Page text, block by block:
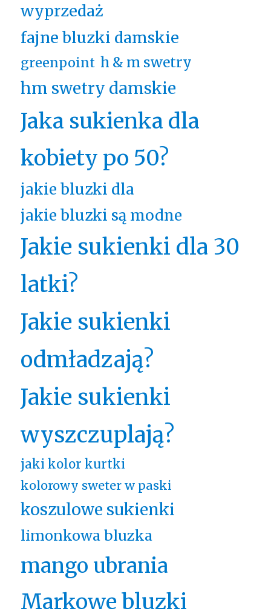
wyprzedaż
fajne bluzki damskie
greenpoint h & m swetry
hm swetry damskie
Jaka sukienka dla
kobiety po 50?
jakie bluzki dla
jakie bluzki są modne
Jakie sukienki dla 30
latki?
Jakie sukienki
odmładzają?
Jakie sukienki
wyszczuplają?
jaki kolor kurtki
kolorowy sweter w paski
koszulowe sukienki
limonkowa bluzka
mango ubrania
Markowe bluzki